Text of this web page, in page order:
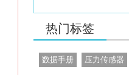
热门标签
数据手册 压力传感器